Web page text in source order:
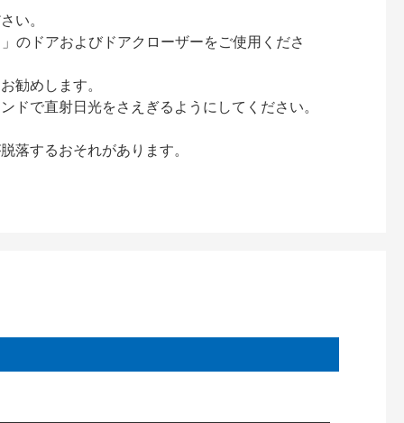
い。
のドアおよびドアクローザーをご使用くださ
勧めします。
で直射日光をさえぎるようにしてください。
するおそれがあります。